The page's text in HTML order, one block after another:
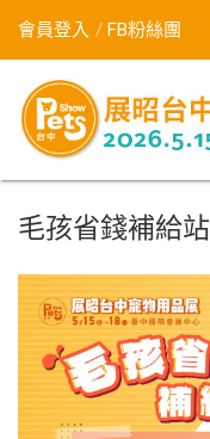
會員登入 FB粉絲團
毛孩省錢補給站